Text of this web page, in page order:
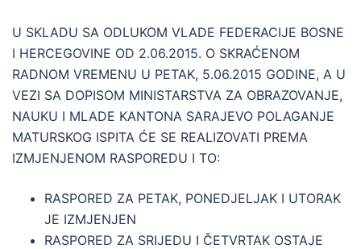
U SKLADU SA ODLUKOM VLADE FEDERACIJE BOSNE
I HERCEGOVINE OD 2.06.2015. O SKRAĆENOM
RADNOM VREMENU U PETAK, 5.06.2015 GODINE, A U
VEZI SA DOPISOM MINISTARSTVA ZA OBRAZOVANJE,
NAUKU I MLADE KANTONA SARAJEVO POLAGANJE
MATURSKOG ISPITA ĆE SE REALIZOVATI PREMA
IZMJENJENOM RASPOREDU I TO:
RASPORED ZA PETAK, PONEDJELJAK I UTORAK
JE IZMJENJEN
RASPORED ZA SRIJEDU I ČETVRTAK OSTAJE